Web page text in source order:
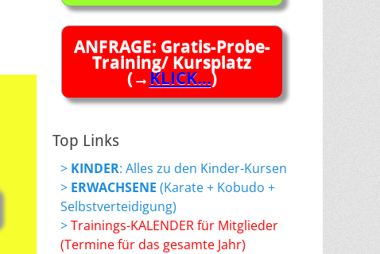
ANFRAGE: Gratis-Probe-
Training/ Kursplatz
(→KLICK...)
Top Links
> KINDER: Alles zu den Kinder-Kursen
> ERWACHSENE (Karate + Kobudo +
Selbstverteidigung)
>Trainings-KALENDER für Mitglieder
(Termine für das gesamte Jahr)